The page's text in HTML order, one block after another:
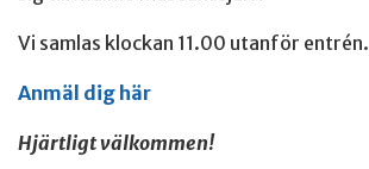
Vi samlas klockan 11.00 utanför entrén.
Anmäl dig här
Hjärtligt välkommen!